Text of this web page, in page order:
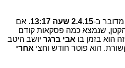
ב-2.4.15 שעה 13:17
. אם
שנמצא כמה פסקאות קודם
הוא בזמן בו אבי ברגריושב היטב
הוא פוטר חודש וחצי אחרי